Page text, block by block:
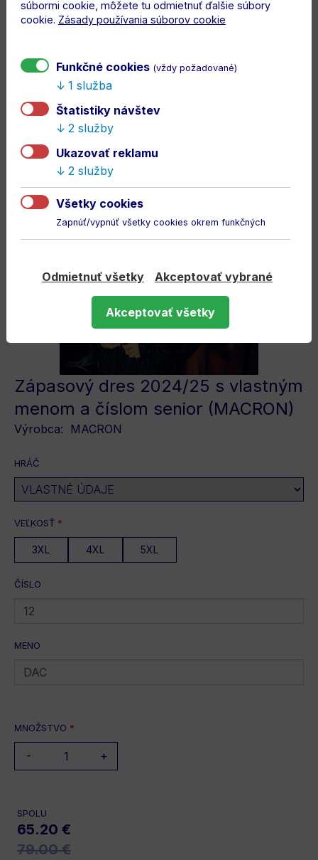
Zápasový dres 2024/25 s vlastným
menom a číslom senior (MACRON)
Výrobca: MACRON
HRÁČ
VEĽKOSŤ *
3XL 4XL 5XL
ČÍSLO
MENO
MNOŽSTVO *
- +
SPOLU
65.20 €
79.00 €
súbormi cookie, môžete tu odmietnuť ďalšie súbory
cookie. Zásady používania súborov cookie
Funkčné cookies (vždy požadované)
1 služba
Štatistiky návštev
2 služby
Ukazovať reklamu
2 služby
Všetky cookies
Zapnúť/vypnúť všetky cookies okrem funkčných
Odmietnuť všetky Akceptovať vybrané
Akceptovať všetky